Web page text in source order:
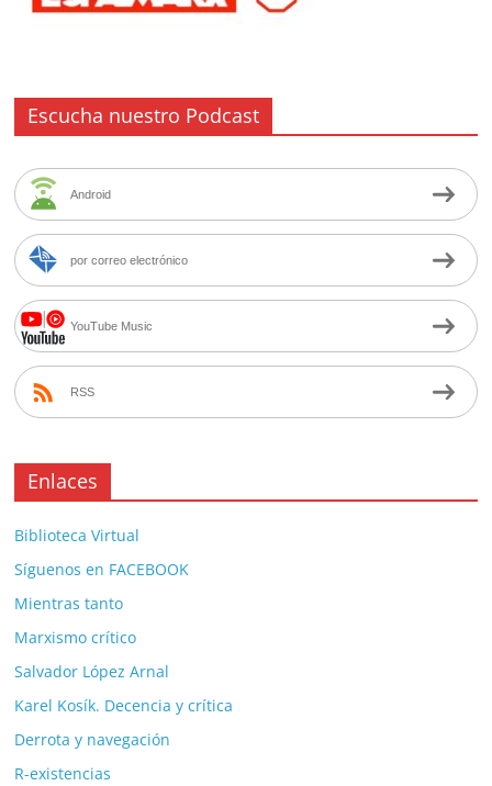
Escucha nuestro Podcast
Android
por correo electrónico
YouTube Music
RSS
Enlaces
Biblioteca Virtual
Síguenos en FACEBOOK
Mientras tanto
Marxismo crítico
Salvador López Arnal
Karel Kosík. Decencia y crítica
Derrota y navegación
R-existencias